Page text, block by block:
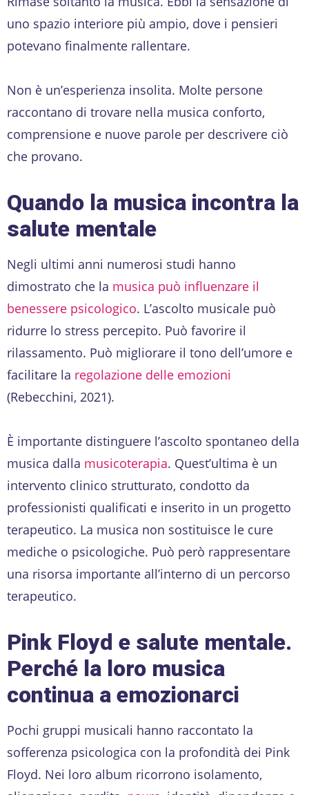
uno spazio interiore più ampio, dove i pensieri
potevano finalmente rallentare.
Non è un’esperienza insolita. Molte persone
raccontano di trovare nella musica conforto,
comprensione e nuove parole per descrivere ciò
che provano.
Quando la musica incontra la
salute mentale
Negli ultimi anni numerosi studi hanno
dimostrato che la musica può influenzare il
benessere psicologico. L’ascolto musicale può
ridurre lo stress percepito. Può favorire il
rilassamento. Può migliorare il tono dell’umore e
facilitare la regolazione delle emozioni
(Rebecchini, 2021).
È importante distinguere l’ascolto spontaneo della
musica dalla musicoterapia. Quest’ultima è un
intervento clinico strutturato, condotto da
professionisti qualificati e inserito in un progetto
terapeutico. La musica non sostituisce le cure
mediche o psicologiche. Può però rappresentare
una risorsa importante all’interno di un percorso
terapeutico.
Pink Floyd e salute mentale.
Perché la loro musica
continua a emozionarci
Pochi gruppi musicali hanno raccontato la
sofferenza psicologica con la profondità dei Pink
Floyd. Nei loro album ricorrono isolamento,